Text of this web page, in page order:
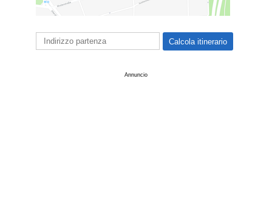
Annuncio